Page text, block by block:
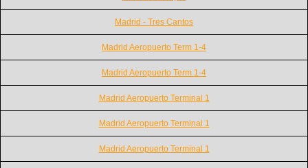
Madrid - Tres Cantos
Madrid Aeropuerto Term 1-4
Madrid Aeropuerto Term 1-4
Madrid Aeropuerto Terminal 1
Madrid Aeropuerto Terminal 1
Madrid Aeropuerto Terminal 1